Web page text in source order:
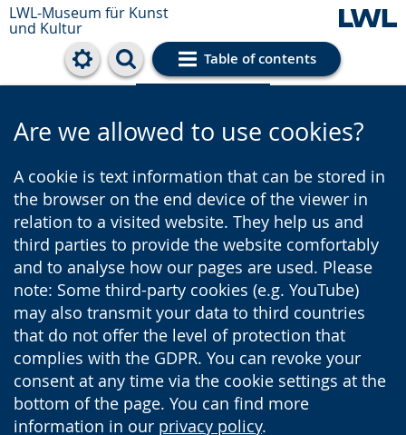
LWL-Museum für Kunst
und Kultur
Table of contents
Cookie settings
Are we allowed to use cookies?
A cookie is text information that can be stored in
the browser on the end device of the viewer in
relation to a visited website. They help us and
third parties to provide the website comfortably
and to analyse how our pages are used. Please
note: Some third-party cookies (e.g. YouTube)
may also transmit your data to third countries
that do not offer the level of protection that
complies with the GDPR. You can revoke your
consent at any time via the cookie settings at the
bottom of the page. You can find more
information in our privacy policy.